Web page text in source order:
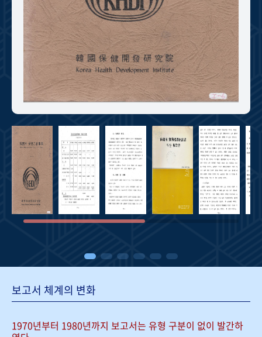
보고서 체계의 변화
1970년부터 1980년까지 보고서는 유형 구분이 없이 발간하